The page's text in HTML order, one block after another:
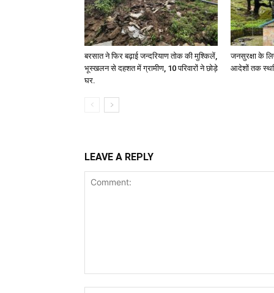
बरसात ने फिर बढ़ाई जन्दरियाण तोक की मुश्किलें,
भूस्खलन से दहशत में ग्रामीण, 10 परिवारों ने छोड़े
घर.
जनसुरक्षा के
आदेशों तक
LEAVE A REPLY